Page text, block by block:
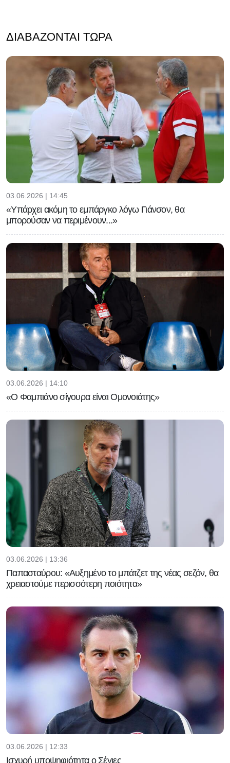
«Τρίζει η καρέκλα» του Τζιάνι
Ινφαντίνο, πιθανή και η παραίτησή
του σύμφωνα με τους Times!
ΔΙΑΒΆΖΟΝΤΑΙ ΤΏΡΑ
03.06.2026 | 14:45
«Υπάρχει ακόμη το εμπάργκο λόγω Γιάνσον, θα
μπορούσαν να περιμένουν...»
03.06.2026 | 14:10
«Ο Φαμπιάνο σίγουρα είναι Ομονοιάτης»
03.06.2026 | 13:36
Παπασταύρου: «Αυξημένο το μπάτζετ της νέας σεζόν, θα
χρειαστούμε περισσότερη ποιότητα»
03.06.2026 | 12:33
Ισχυρή υποψηφιότητα ο Σέγιες